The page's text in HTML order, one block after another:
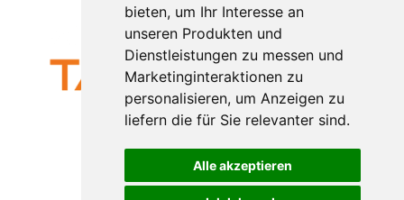
bieten, um Ihr Interesse an
unseren Produkten und
Dienstleistungen zu messen und
Marketinginteraktionen zu
personalisieren, um Anzeigen zu
liefern die für Sie relevanter sind.
Alle akzeptieren